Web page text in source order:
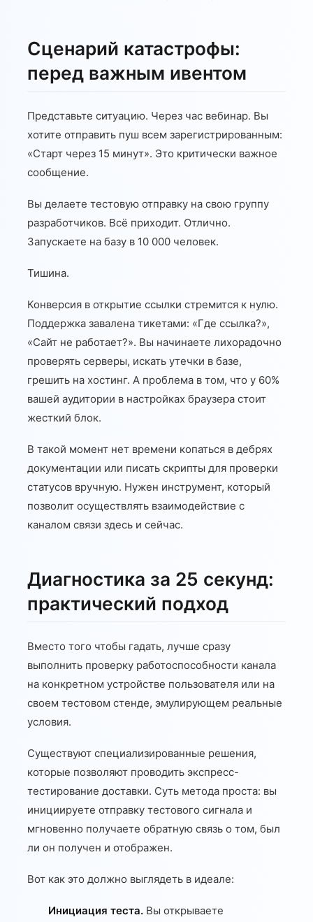
Сценарий катастрофы:
перед важным ивентом
Представьте ситуацию. Через час вебинар. Вы
хотите отправить пуш всем зарегистрированным:
«Старт через 15 минут». Это критически важное
сообщение.
Вы делаете тестовую отправку на свою группу
разработчиков. Всё приходит. Отлично.
Запускаете на базу в 10 000 человек.
Тишина.
Конверсия в открытие ссылки стремится к нулю.
Поддержка завалена тикетами: «Где ссылка?»,
«Сайт не работает?». Вы начинаете лихорадочно
проверять серверы, искать утечки в базе,
грешить на хостинг. А проблема в том, что у 60%
вашей аудитории в настройках браузера стоит
жесткий блок.
В такой момент нет времени копаться в дебрях
документации или писать скрипты для проверки
статусов вручную. Нужен инструмент, который
позволит осуществлять взаимодействие с
каналом связи здесь и сейчас.
Диагностика за 25 секунд:
практический подход
Вместо того чтобы гадать, лучше сразу
выполнить проверку работоспособности канала
на конкретном устройстве пользователя или на
своем тестовом стенде, эмулирующем реальные
условия.
Существуют специализированные решения,
которые позволяют проводить экспресс-
тестирование доставки. Суть метода проста: вы
инициируете отправку тестового сигнала и
мгновенно получаете обратную связь о том, был
ли он получен и отображен.
Вот как это должно выглядеть в идеале:
Инициация теста. Вы открываете